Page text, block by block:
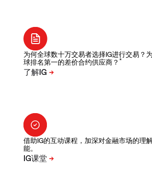
为何全球数十万交易者选择IG进行交易？
球排名第一的差价合约供应商？ *
借助IG的互动课程，加深对金融市场的理
能。